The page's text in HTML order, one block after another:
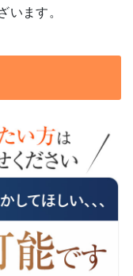
います。